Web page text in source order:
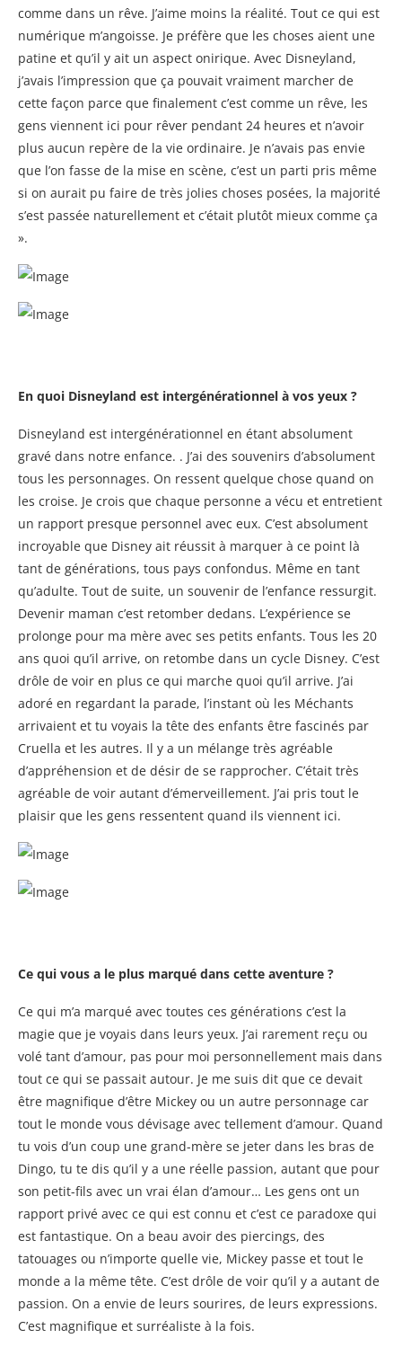
comme dans un rêve. J’aime moins la réalité. Tout ce qui est
numérique m’angoisse. Je préfère que les choses aient une
patine et qu’il y ait un aspect onirique. Avec Disneyland,
j’avais l’impression que ça pouvait vraiment marcher de
cette façon parce que finalement c’est comme un rêve, les
gens viennent ici pour rêver pendant 24 heures et n’avoir
plus aucun repère de la vie ordinaire. Je n’avais pas envie
que l’on fasse de la mise en scène, c’est un parti pris même
si on aurait pu faire de très jolies choses posées, la majorité
s’est passée naturellement et c’était plutôt mieux comme ça
».
En quoi Disneyland est intergénérationnel à vos yeux ?
Disneyland est intergénérationnel en étant absolument
gravé dans notre enfance. . J’ai des souvenirs d’absolument
tous les personnages. On ressent quelque chose quand on
les croise. Je crois que chaque personne a vécu et entretient
un rapport presque personnel avec eux. C’est absolument
incroyable que Disney ait réussit à marquer à ce point là
tant de générations, tous pays confondus. Même en tant
qu’adulte. Tout de suite, un souvenir de l’enfance ressurgit.
Devenir maman c’est retomber dedans. L’expérience se
prolonge pour ma mère avec ses petits enfants. Tous les 20
ans quoi qu’il arrive, on retombe dans un cycle Disney. C’est
drôle de voir en plus ce qui marche quoi qu’il arrive. J’ai
adoré en regardant la parade, l’instant où les Méchants
arrivaient et tu voyais la tête des enfants être fascinés par
Cruella et les autres. Il y a un mélange très agréable
d’appréhension et de désir de se rapprocher. C’était très
agréable de voir autant d’émerveillement. J’ai pris tout le
plaisir que les gens ressentent quand ils viennent ici.
Ce qui vous a le plus marqué dans cette aventure ?
Ce qui m’a marqué avec toutes ces générations c’est la
magie que je voyais dans leurs yeux. J’ai rarement reçu ou
volé tant d’amour, pas pour moi personnellement mais dans
tout ce qui se passait autour. Je me suis dit que ce devait
être magnifique d’être Mickey ou un autre personnage car
tout le monde vous dévisage avec tellement d’amour. Quand
tu vois d’un coup une grand-mère se jeter dans les bras de
Dingo, tu te dis qu’il y a une réelle passion, autant que pour
son petit-fils avec un vrai élan d’amour… Les gens ont un
rapport privé avec ce qui est connu et c’est ce paradoxe qui
est fantastique. On a beau avoir des piercings, des
tatouages ou n’importe quelle vie, Mickey passe et tout le
monde a la même tête. C’est drôle de voir qu’il y a autant de
passion. On a envie de leurs sourires, de leurs expressions.
C’est magnifique et surréaliste à la fois.